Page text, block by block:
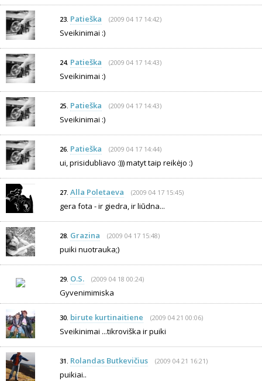
23. Patieška (2009 04 17 14:42)
Sveikinimai :)
24. Patieška (2009 04 17 14:43)
Sveikinimai :)
25. Patieška (2009 04 17 14:43)
Sveikinimai :)
26. Patieška (2009 04 17 14:44)
ui, prisidubliavo :))) matyt taip reikėjo :)
27. Alla Poletaeva (2009 04 17 15:45)
gera fota - ir giedra, ir liūdna...
28. Grazina (2009 04 17 15:48)
puiki nuotrauka;)
29. O.S. (2009 04 18 00:24)
Gyvenimimiska
30. birute kurtinaitiene (2009 04 21 00:06)
Sveikinimai ...tikroviška ir puiki
31. Rolandas Butkevičius (2009 04 21 16:21)
puikiai..